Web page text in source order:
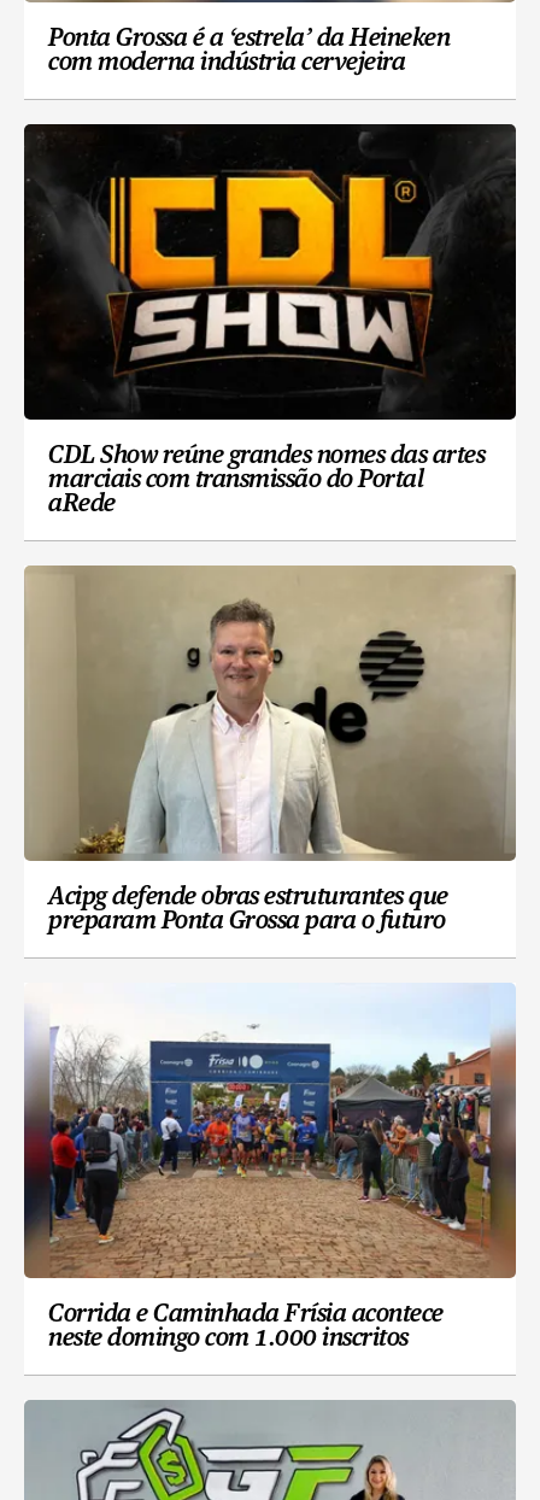
Ponta Grossa é a ‘estrela’ da Heineken
com moderna indústria cervejeira
CDL Show reúne grandes nomes das artes
marciais com transmissão do Portal
aRede
Acipg defende obras estruturantes que
preparam Ponta Grossa para o futuro
Corrida e Caminhada Frísia acontece
neste domingo com 1.000 inscritos